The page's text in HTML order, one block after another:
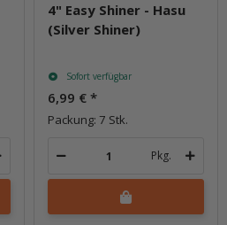
4" Easy Shiner - Hasu
(Silver Shiner)
Sofort verfügbar
6,99 € *
Packung: 7 Stk.
Pkg.